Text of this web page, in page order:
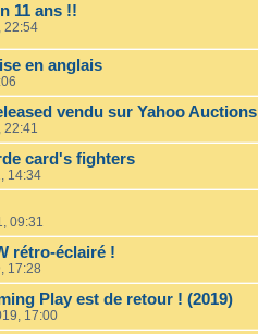
11 ans !!
22:54
en anglais
vendu sur Yahoo Auctions
22:41
card's fighters
14:34
09:31
rétro-éclairé !
17:28
Play est de retour ! (2019)
17:00